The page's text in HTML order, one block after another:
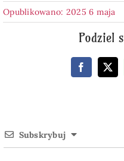
Opublikowano: 2025 6 maja
Podziel
Subskrybuj